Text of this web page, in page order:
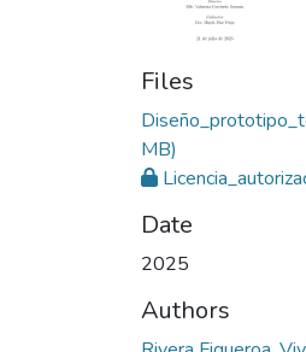
Files
MB)
Date
2025
Authors